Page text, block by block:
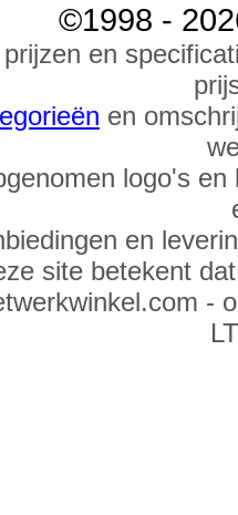
©1998 -
en
en
logo's
en
site betekent
-